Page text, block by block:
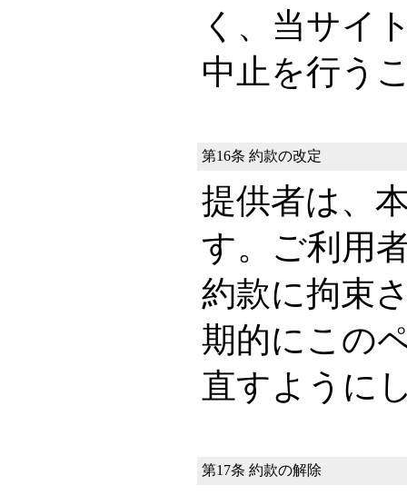
く、当サイ
中止を行う
第16条 約款の改定
提供者は、
す。ご利用
約款に拘束
期的にこの
直すように
第17条 約款の解除